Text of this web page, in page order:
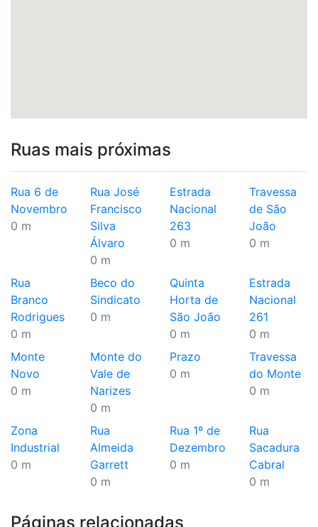
Ruas mais próximas
Rua 6 de
Novembro
0 m
Rua José
Francisco
Silva
Álvaro
0 m
Estrada
Nacional
263
0 m
Travessa
de São
João
0 m
Rua
Branco
Rodrigues
0 m
Beco do
Sindicato
0 m
Quinta
Horta de
São João
0 m
Estrada
Nacional
261
0 m
Monte
Novo
0 m
Monte do
Vale de
Narizes
0 m
Prazo
0 m
Travessa
do Monte
0 m
Zona
Industrial
0 m
Rua
Almeida
Garrett
0 m
Rua 1º de
Dezembro
0 m
Rua
Sacadura
Cabral
0 m
Páginas relacionadas